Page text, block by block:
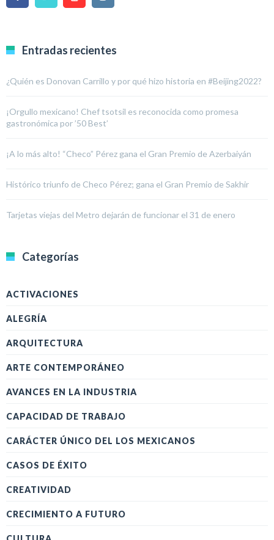
Entradas recientes
¿Quién es Donovan Carrillo y por qué hizo historia en #Beijing2022?
¡Orgullo mexicano! Chef tsotsil es reconocida como promesa
gastronómica por ’50 Best’
¡A lo más alto! “Checo” Pérez gana el Gran Premio de Azerbaiyán
Histórico triunfo de Checo Pérez; gana el Gran Premio de Sakhir
Tarjetas viejas del Metro dejarán de funcionar el 31 de enero
Categorías
ACTIVACIONES
ALEGRÍA
ARQUITECTURA
ARTE CONTEMPORÁNEO
AVANCES EN LA INDUSTRIA
CAPACIDAD DE TRABAJO
CARÁCTER ÚNICO DEL LOS MEXICANOS
CASOS DE ÉXITO
CREATIVIDAD
CRECIMIENTO A FUTURO